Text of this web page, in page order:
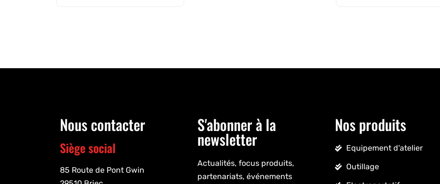
Nous contacter
Siège social
85 Route de Pont Gwin
S'abonner à la
newsletter
Actualités, focus produits,
partenariats, événements
Nos produits
Equipement d'atelier
Outillage